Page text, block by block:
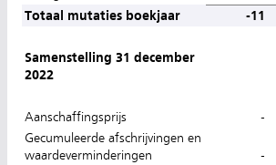
Totaal mutaties boekjaar
-11
Samenstelling 31 december
2022
Aanschaffingsprijs -
Gecumuleerde afschrijvingen en
waardeverminderingen
-